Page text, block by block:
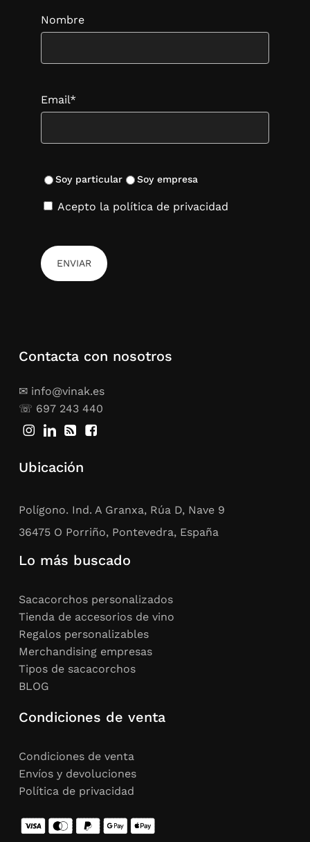
Nombre
Email*
Soy particular Soy empresa
Acepto la política de privacidad
Contacta con nosotros
✉ info@vinak.es
☏ 697 243 440
Ubicación
Polígono. Ind. A Granxa, Rúa D, Nave 9
36475 O Porriño, Pontevedra, España
Lo más buscado
Sacacorchos personalizados
Tienda de accesorios de vino
Regalos personalizables
Merchandising empresas
Tipos de sacacorchos
BLOG
Condiciones de venta
Condiciones de venta
Envíos y devoluciones
Política de privacidad